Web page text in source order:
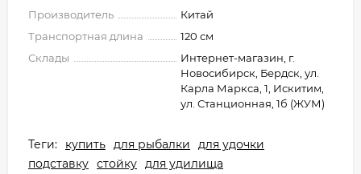
Производитель
Китай
Транспортная длина
120 см
Склады
Интернет-магазин, г.
Новосибирск, Бердск, ул.
Карла Маркса, 1, Искитим,
ул. Станционная, 1б (ЖУМ)
Теги: купить для рыбалки
для удочки
подставку стойку для удилища